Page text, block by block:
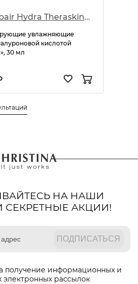
Line Repair Hydra Theraskin+HA
увлажняющие
кислотой
30 мл
НА НАШИ
СЕКРЕТНЫЕ АКЦИИ!
получение информационных и
электронных рассылок